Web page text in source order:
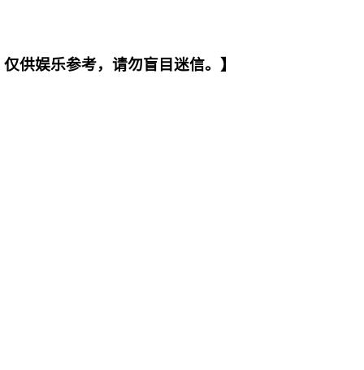
供娱乐参考，请勿盲目迷信。】